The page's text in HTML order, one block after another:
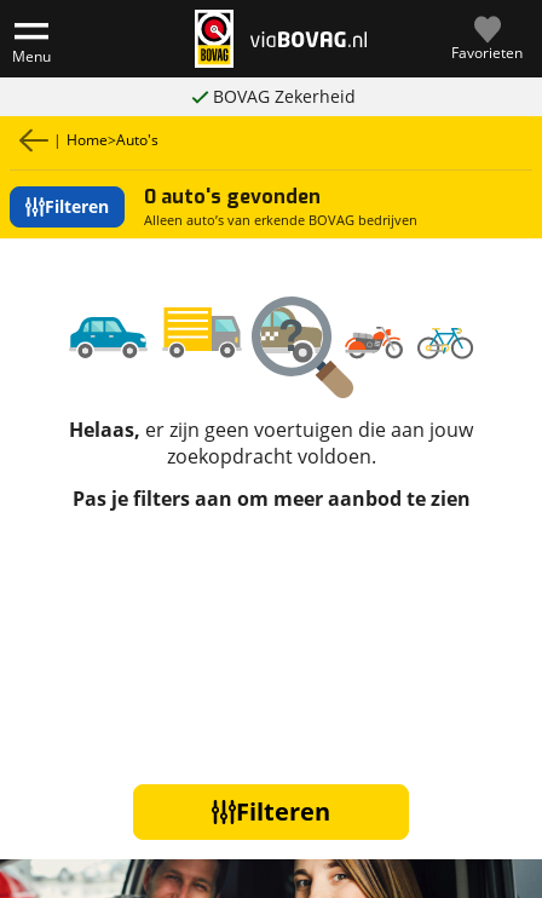
Menu Favorieten
BOVAG Zekerheid
| Home>Auto's
Filteren 0 auto's gevonden
Alleen auto’s van erkende BOVAG bedrijven
Helaas, er zijn geen voertuigen die aan jouw
zoekopdracht voldoen.
Pas je filters aan om meer aanbod te zien
Filteren